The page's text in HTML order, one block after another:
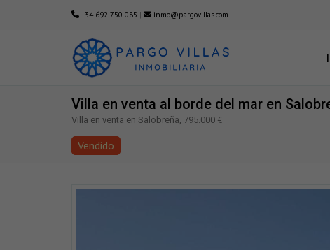
+34 692 750 085 | inmo@pargovillas.com
Villa en venta al borde del mar en
Villa en venta en Salobreña, 795.000 €
Vendido